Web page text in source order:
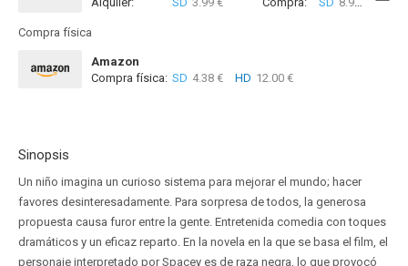
Compra física
Amazon
Compra física: SD 4.38 € HD 12.00 €
Sinopsis
Un niño imagina un curioso sistema para mejorar el mundo; hacer
favores desinteresadamente. Para sorpresa de todos, la generosa
propuesta causa furor entre la gente. Entretenida comedia con toques
dramáticos y un eficaz reparto. En la novela en la que se basa el film, el
personaje interpretado por Spacey es de raza negra, lo que provocó